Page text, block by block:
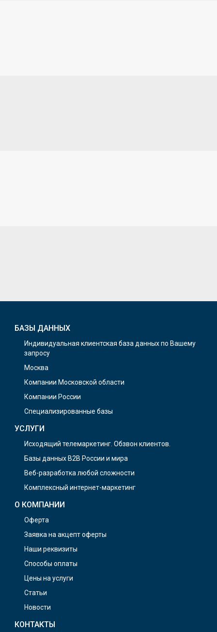
БАЗЫ ДАННЫХ
Индивидуальная клиентская база данных по Вашему
запросу
Москва
Компании Московской области
Компании России
Специализированные базы
УСЛУГИ
Исходящий телемаркетинг. Обзвон клиентов.
Базы данных B2B России и мира
Веб-разработка любой сложности
Комплексный интернет-маркетинг
О КОМПАНИИ
Оферта
Заявка на акцепт оферты
Наши реквизиты
Способы оплаты
Цены на услуги
Статьи
Новости
КОНТАКТЫ